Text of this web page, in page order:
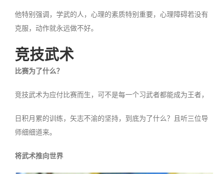
他特别强调，学武的人，心理的素质特别重要，心理障碍若没有
克服，动作就永远做不好。
竞技武术
比赛为了什么？
竞技武术为应付比赛而生，可不是每一个习武者都能成为王者，
日积月累的训练，矢志不渝的坚持，到底为了什么？且听三位导
师细细道来。
将武术推向世界